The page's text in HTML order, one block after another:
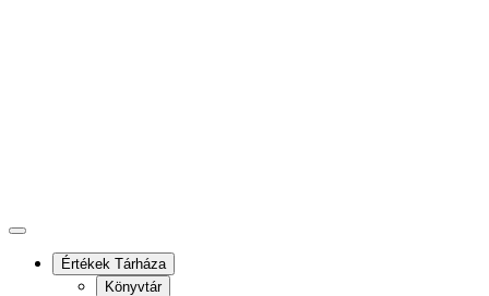
Értékek Tárháza
Könyvtár